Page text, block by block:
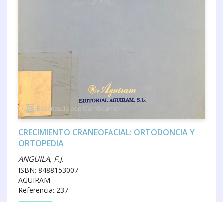
CRECIMIENTO CRANEOFACIAL: ORTODONCIA Y
ORTOPEDIA
ANGUILA, F.J.
ISBN: 8488153007
AGUIRAM
Referencia: 237